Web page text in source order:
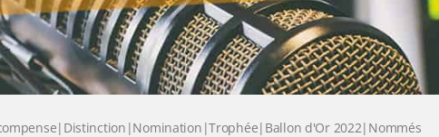
d'Or 2022|Nommés